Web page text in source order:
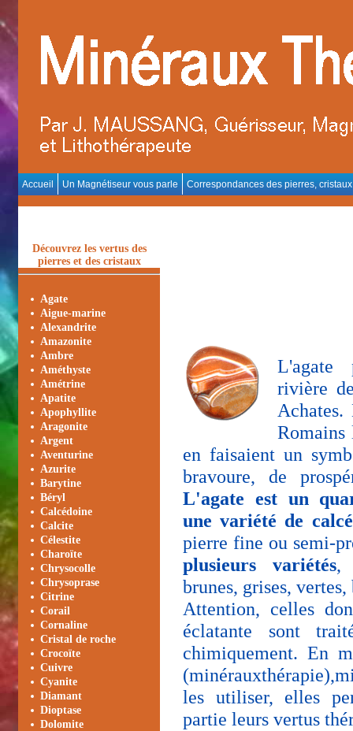
Accueil Un Magnétiseur vous parle Correspondances des pierres,
L'agate
rivière
Romains
en faisaient un
bravoure, de
L'agate est un
une variété de
pierre fine ou semi-
plusieurs variétés,
brunes, grises,
Attention, celles
éclatante sont
chimiquement. En
les utiliser, elles
partie leurs vertus
Découvrez les vertus des
pierres et des cristaux
Agate
Aigue-marine
Alexandrite
Amazonite
Ambre
Améthyste
Amétrine
Apatite
Apophyllite
Aragonite
Argent
Aventurine
Azurite
Barytine
Béryl
Calcédoine
Calcite
Célestite
Charoïte
Chrysocolle
Chrysoprase
Citrine
Corail
Cornaline
Cristal de roche
Crocoïte
Cuivre
Cyanite
Diamant
Dioptase
Dolomite